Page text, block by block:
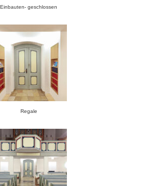
Einbauten- geschlossen
Regale